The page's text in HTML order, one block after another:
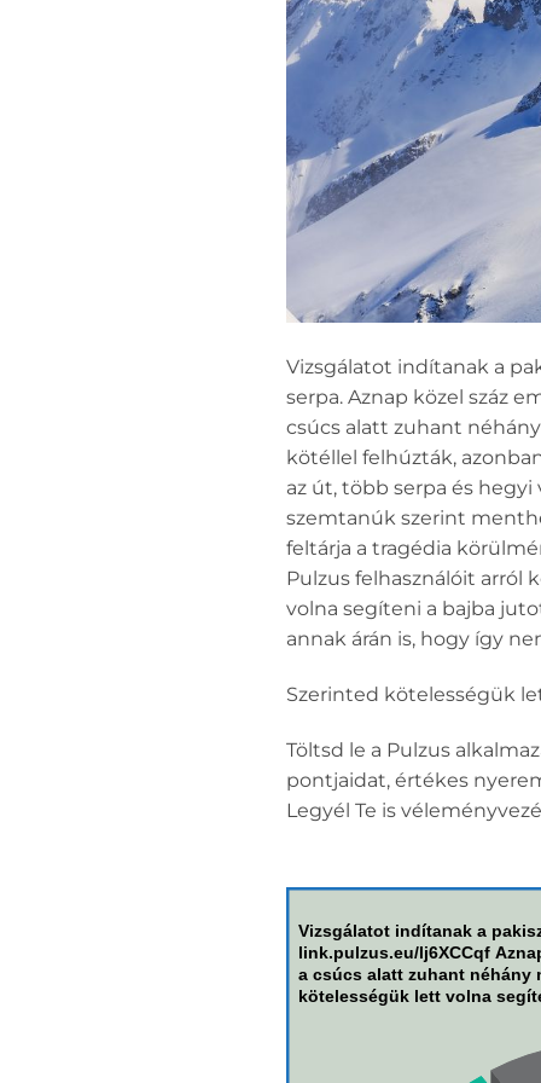
Vizsgálatot indítanak a
serpa. Aznap közel száz
csúcs alatt zuhant
kötéllel felhúzták,
az út, több serpa és
szemtanúk szerint
feltárja a tragédia
Pulzus felhasználóit arról
volna segíteni a bajba
annak árán is, hogy így
Szerinted kötelességük
Töltsd le a Pulzus
pontjaidat, értékes
Legyél Te is
Vizsgálatot indítanak a
link.pulzus.eu/lj6XCCqf
a csúcs alatt zuhant néhány
kötelességük lett volna